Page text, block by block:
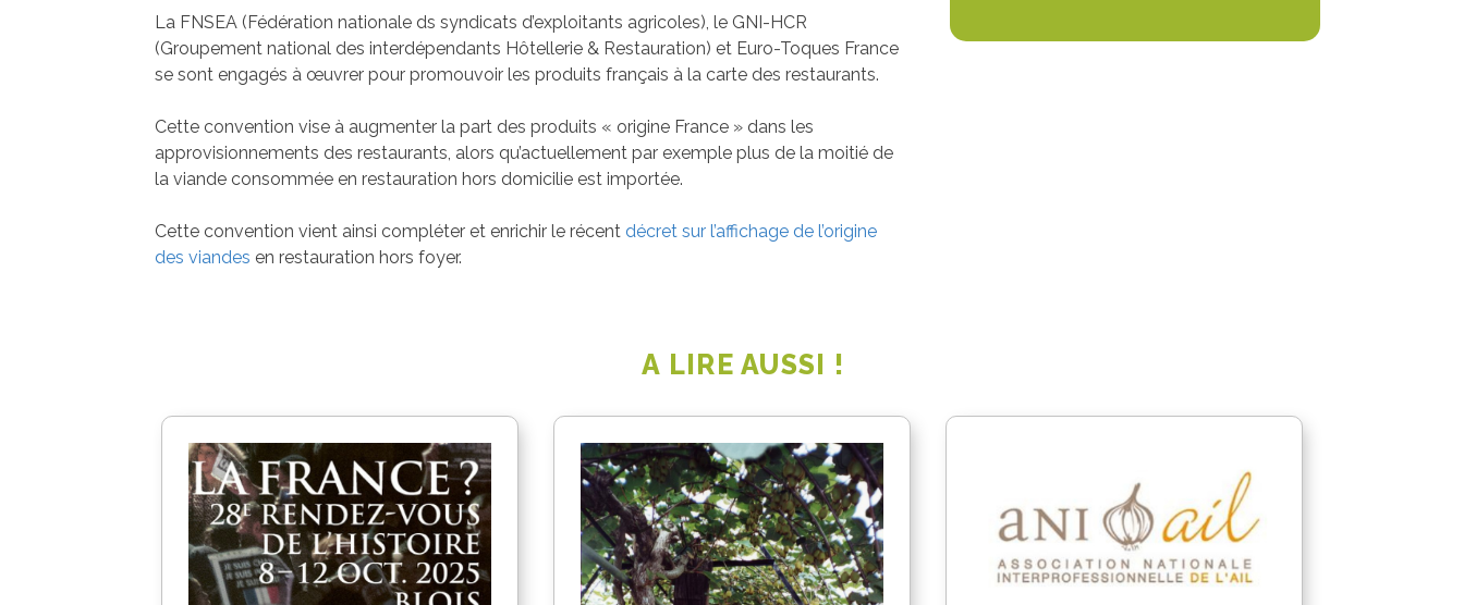
La FNSEA (Fédération nationale ds syndicats d’exploitants agricoles), le GNI-HCR
(Groupement national des interdépendants Hôtellerie & Restauration) et Euro-Toques France
se sont engagés à œuvrer pour promouvoir les produits français à la carte des restaurants.
Cette convention vise à augmenter la part des produits « origine France » dans les
approvisionnements des restaurants, alors qu’actuellement par exemple plus de la moitié de
la viande consommée en restauration hors domicilie est importée.
Cette convention vient ainsi compléter et enrichir le récent décret sur l’affichage de l’origine
des viandes en restauration hors foyer.
A LIRE AUSSI !